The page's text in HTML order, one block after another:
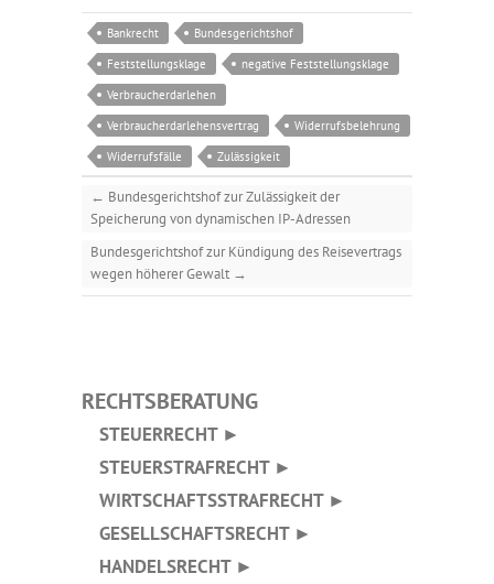
Bankrecht
Bundesgerichtshof
Feststellungsklage
negative Feststellungsklage
Verbraucherdarlehen
Verbraucherdarlehensvertrag
Widerrufsbelehrung
Widerrufsfälle
Zulässigkeit
← Bundesgerichtshof zur Zulässigkeit der
Speicherung von dynamischen IP-Adressen
Bundesgerichtshof zur Kündigung des Reisevertrags
wegen höherer Gewalt →
RECHTSBERATUNG
STEUERRECHT ►
STEUERSTRAFRECHT ►
WIRTSCHAFTSSTRAFRECHT ►
GESELLSCHAFTSRECHT ►
HANDELSRECHT ►